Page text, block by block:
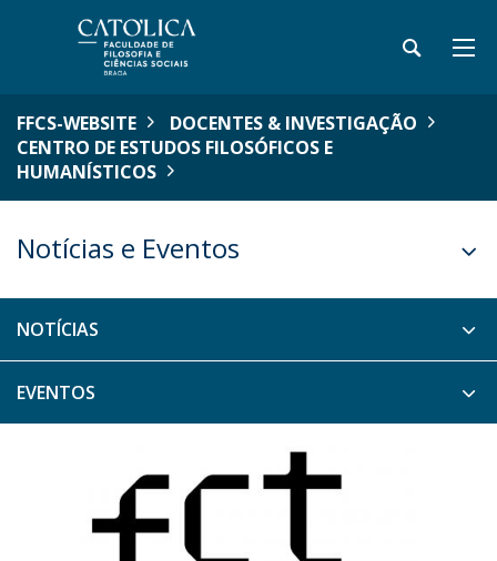
FFCS-WEBSITE
DOCENTES & INVESTIGAÇÃO
CENTRO DE ESTUDOS FILOSÓFICOS E
HUMANÍSTICOS
Notícias e Eventos
NOTÍCIAS
EVENTOS